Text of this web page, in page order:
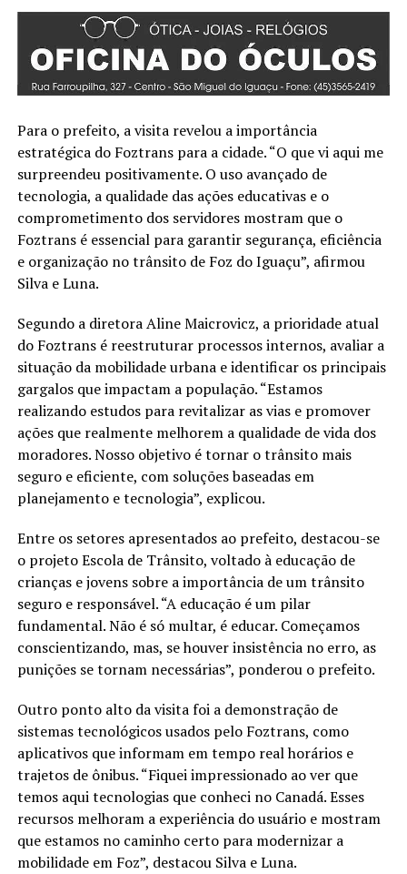
Para o prefeito, a visita revelou a importância
estratégica do Foztrans para a cidade. “O que vi aqui me
surpreendeu positivamente. O uso avançado de
tecnologia, a qualidade das ações educativas e o
comprometimento dos servidores mostram que o
Foztrans é essencial para garantir segurança, eficiência
e organização no trânsito de Foz do Iguaçu”, afirmou
Silva e Luna.
Segundo a diretora Aline Maicrovicz, a prioridade atual
do Foztrans é reestruturar processos internos, avaliar a
situação da mobilidade urbana e identificar os principais
gargalos que impactam a população. “Estamos
realizando estudos para revitalizar as vias e promover
ações que realmente melhorem a qualidade de vida dos
moradores. Nosso objetivo é tornar o trânsito mais
seguro e eficiente, com soluções baseadas em
planejamento e tecnologia”, explicou.
Entre os setores apresentados ao prefeito, destacou-se
o projeto Escola de Trânsito, voltado à educação de
crianças e jovens sobre a importância de um trânsito
seguro e responsável. “A educação é um pilar
fundamental. Não é só multar, é educar. Começamos
conscientizando, mas, se houver insistência no erro, as
punições se tornam necessárias”, ponderou o prefeito.
Outro ponto alto da visita foi a demonstração de
sistemas tecnológicos usados pelo Foztrans, como
aplicativos que informam em tempo real horários e
trajetos de ônibus. “Fiquei impressionado ao ver que
temos aqui tecnologias que conheci no Canadá. Esses
recursos melhoram a experiência do usuário e mostram
que estamos no caminho certo para modernizar a
mobilidade em Foz”, destacou Silva e Luna.